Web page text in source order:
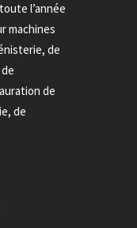
l’année
machines
de
de
de